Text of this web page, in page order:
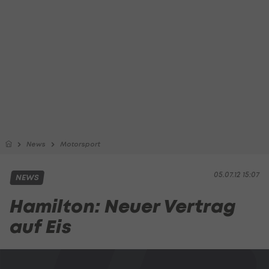
News Motorsport
05.07.12 15:07
NEWS
Hamilton: Neuer Vertrag
auf Eis